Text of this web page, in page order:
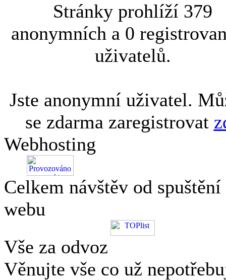
Stránky prohlíží 379
anonymních a 0
uživatelů.
Jste anonymní uživatel.
se zdarma zaregistrovat
Webhosting
Celkem návštěv od spuštění
webu
Vše za odvoz
Věnujte vše co už